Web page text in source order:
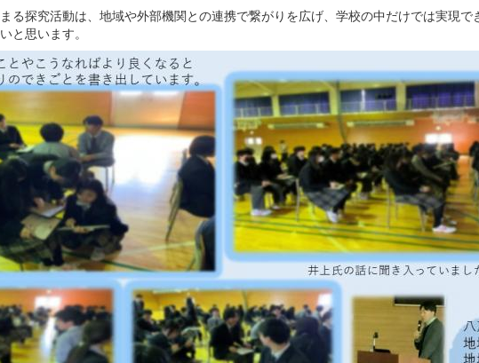
る探究活動は、地域や外部機関との連携で繋がりを広げ、学校の中だけでは実現で
と思います。